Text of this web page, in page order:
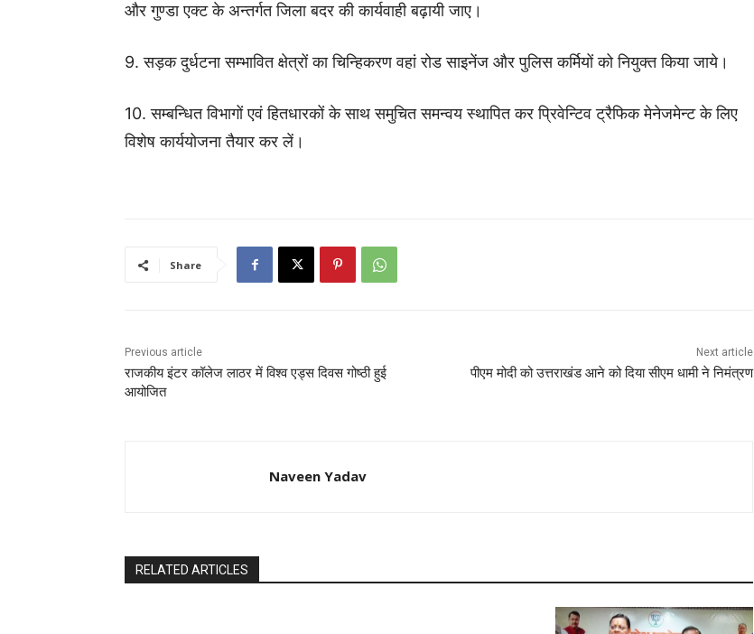
और गुण्डा एक्ट के अन्तर्गत जिला बदर की कार्यवाही बढ़ायी जाए।
9. सड़क दुर्धटना सम्भावित क्षेत्रों का चिन्हिकरण वहां रोड साइनेंज और पुलिस कर्मियों को नियुक्त किया जाये।
10. सम्बन्धित विभागों एवं हितधारकों के साथ समुचित समन्वय स्थापित कर प्रिवेन्टिव ट्रैफिक मेनेजमेन्ट के लिए
विशेष कार्ययोजना तैयार कर लें।
Share
Previous article
राजकीय इंटर कॉलेज लाठर में विश्व एड्स दिवस गोष्ठी हुई
आयोजित
Next article
पीएम मोदी को उत्तराखंड आने को दिया सीएम धामी ने निमंत्रण
Naveen Yadav
RELATED ARTICLES